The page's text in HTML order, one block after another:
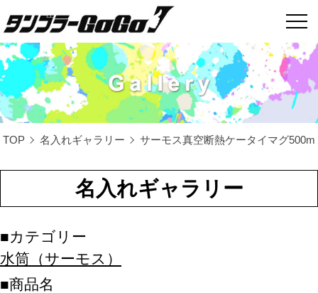
TOP 名入れギャラリー サーモス真空断熱ケータイマグ
名入れギャラリー
カテゴリー
水筒（サーモス）
商品名